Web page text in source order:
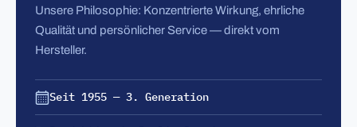
Unsere Philosophie: Konzentrierte Wirkung, ehrliche
Qualität und persönlicher Service — direkt vom
Hersteller.
Seit 1955 — 3. Generation